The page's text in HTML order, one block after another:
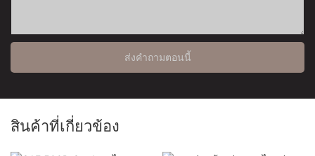
ส่งคำถามตอนนี้
สินค้าที่เกี่ยวข้อง